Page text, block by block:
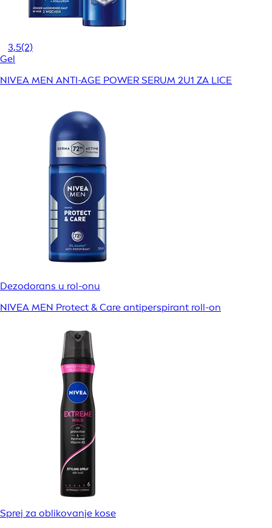
3,5(2)
Gel
NIVEA MEN ANTI-AGE POWER SERUM 2U1 ZA LICE
Dezodorans u rol-onu
NIVEA MEN Protect & Care antiperspirant roll-on
Sprej za oblikovanje kose